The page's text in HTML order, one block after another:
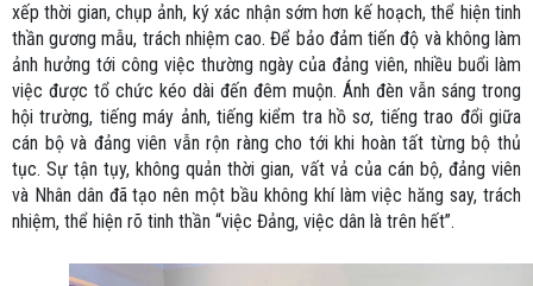
xếp thời gian, chụp ảnh, ký xác nhận sớm hơn kế hoạch, thể hiện tinh
thần gương mẫu, trách nhiệm cao. Để bảo đảm tiến độ và không làm
ảnh hưởng tới công việc thường ngày của đảng viên, nhiều buổi làm
việc được tổ chức kéo dài đến đêm muộn. Ánh đèn vẫn sáng trong
hội trường, tiếng máy ảnh, tiếng kiểm tra hồ sơ, tiếng trao đổi giữa
cán bộ và đảng viên vẫn rộn ràng cho tới khi hoàn tất từng bộ thủ
tục. Sự tận tụy, không quản thời gian, vất vả của cán bộ, đảng viên
và Nhân dân đã tạo nên một bầu không khí làm việc hăng say, trách
nhiệm, thể hiện rõ tinh thần “việc Đảng, việc dân là trên hết”.